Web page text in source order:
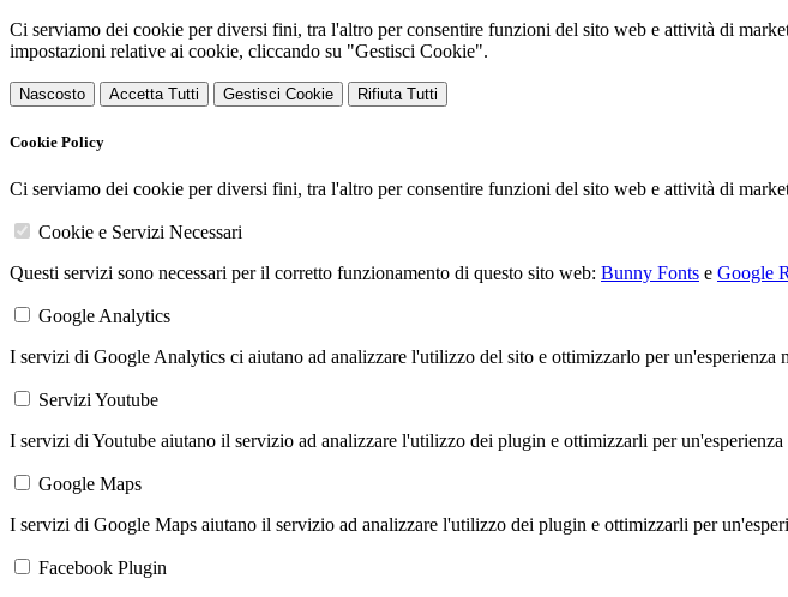
Ci serviamo dei cookie per diversi fini, tra l'altro per consentire funzioni del sito web e attività di
impostazioni relative ai cookie, cliccando su "Gestisci Cookie".
Nascosto Accetta Tutti Gestisci Cookie Rifiuta Tutti
Cookie Policy
Ci serviamo dei cookie per diversi fini, tra l'altro per consentire funzioni del sito web e attività di
Cookie e Servizi Necessari
Questi servizi sono necessari per il corretto funzionamento di questo sito web: Bunny Fonts e Google
Google Analytics
I servizi di Google Analytics ci aiutano ad analizzare l'utilizzo del sito e ottimizzarlo per un'esperienza
Servizi Youtube
I servizi di Youtube aiutano il servizio ad analizzare l'utilizzo dei plugin e ottimizzarli per
Google Maps
I servizi di Google Maps aiutano il servizio ad analizzare l'utilizzo dei plugin e ottimizzarli per
Facebook Plugin